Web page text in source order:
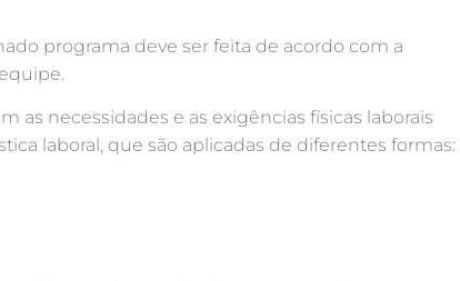
programa deve ser feita de acordo com a
as necessidades e as exigências físicas laborais
laboral, que são aplicadas de diferentes formas: